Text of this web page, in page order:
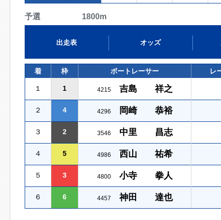
予選 1800m
出走表 オッズ
着 枠 ボートレーサー レ
１ 1 4215 吉島 祥之
２ 4 4296 岡崎 恭裕
３ 2 3546 中里 昌志
４ 5 4986 西山 祐希
５ 3 4800 小寺 拳人
６ 6 4457 神田 達也